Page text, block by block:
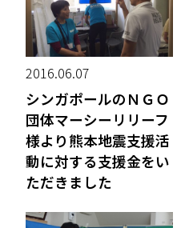
2016.06.07
シンガポールのＮＧＯ
団体マーシーリリーフ
様より熊本地震支援活
動に対する支援金をい
ただきました